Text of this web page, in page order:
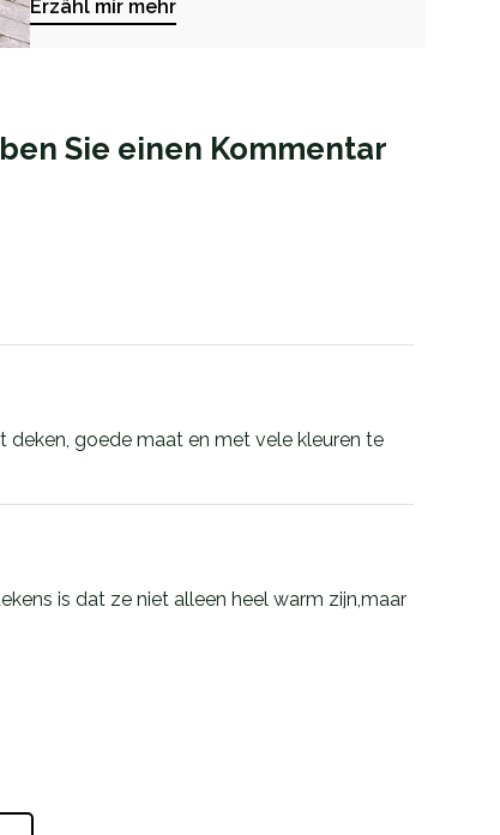
Erzähl mir mehr
Sie einen Kommentar
deken, goede maat en met vele kleuren te
is dat ze niet alleen heel warm zijn,maar
perfect cadeau voor onder de kerstboom.
for cold days.